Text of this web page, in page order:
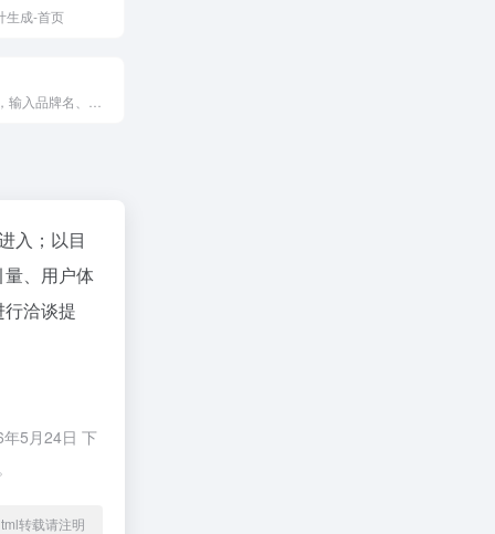
生成-首页
入；以目
、用户体
洽谈提
5月24日 下
转载请注明